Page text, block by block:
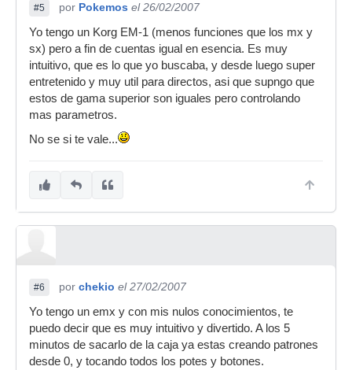
#5 por Pokemos el 26/02/2007
Yo tengo un Korg EM-1 (menos funciones que los mx y
sx) pero a fin de cuentas igual en esencia. Es muy
intuitivo, que es lo que yo buscaba, y desde luego super
entretenido y muy util para directos, asi que supngo que
estos de gama superior son iguales pero controlando
mas parametros.
No se si te vale...
#6 por chekio el 27/02/2007
Yo tengo un emx y con mis nulos conocimientos, te
puedo decir que es muy intuitivo y divertido. A los 5
minutos de sacarlo de la caja ya estas creando patrones
desde 0, y tocando todos los potes y botones.